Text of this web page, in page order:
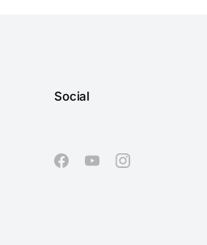
Social